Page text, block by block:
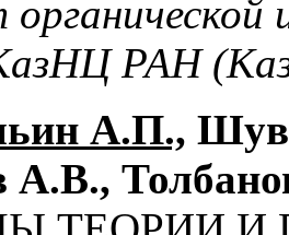
РАН
А.П.,
А.В.,